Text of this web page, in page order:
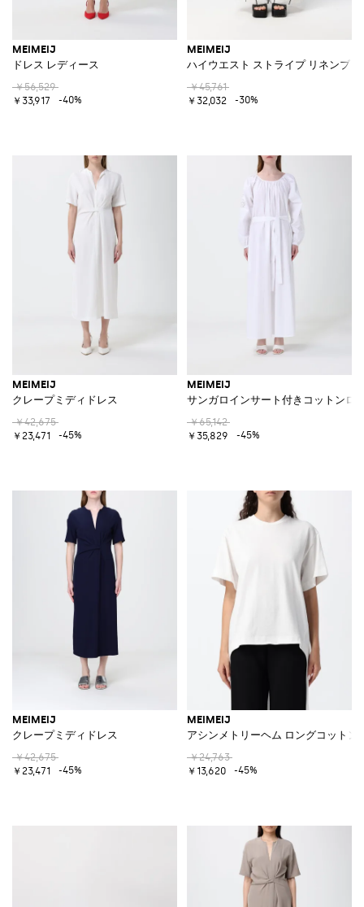
MEIMEIJ
ドレス レディース
￥56,529
￥33,917
-40%
MEIMEIJ
ハイウエスト ストライプ リネンブ
￥45,761
￥32,032
-30%
MEIMEIJ
クレープミディドレス
￥42,675
￥23,471
-45%
MEIMEIJ
サンガロインサート付きコットンロ
￥65,142
￥35,829
-45%
MEIMEIJ
クレープミディドレス
￥42,675
￥23,471
-45%
MEIMEIJ
アシンメトリーヘム ロングコットン
￥24,763
￥13,620
-45%